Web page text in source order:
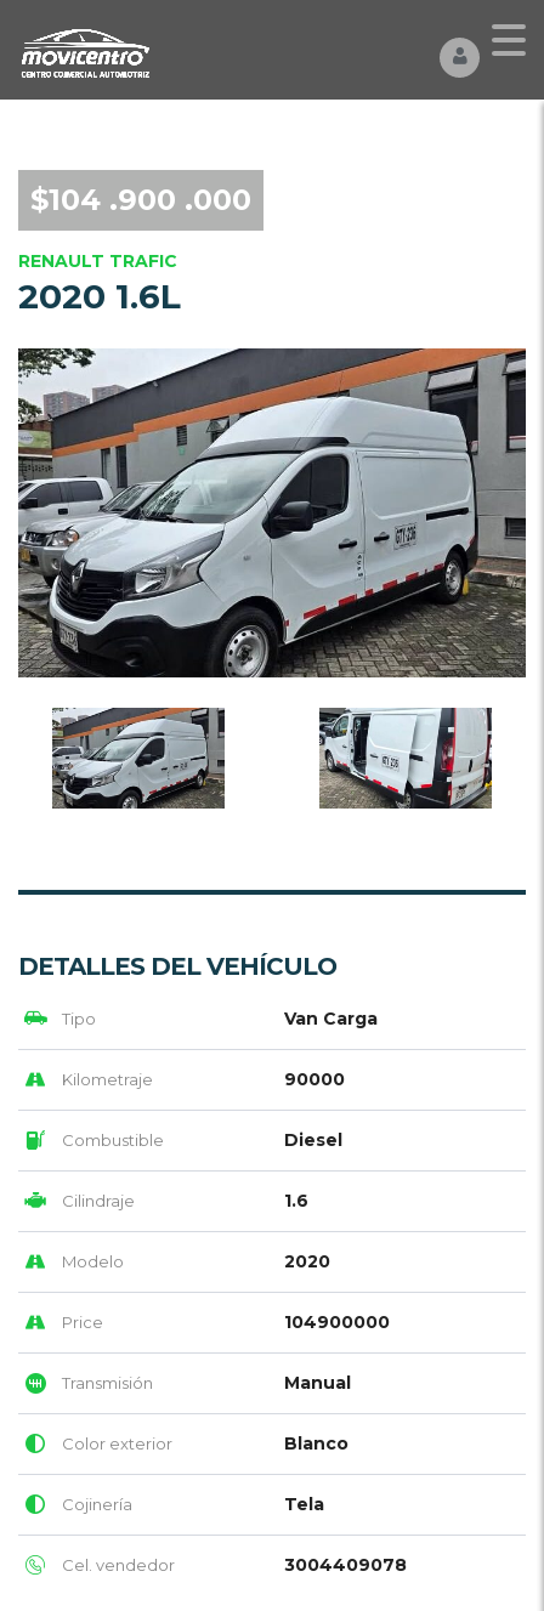
$104 .900 .000
RENAULT TRAFIC
2020 1.6L
DETALLES DEL VEHÍCULO
Tipo Van Carga
Kilometraje 90000
Combustible Diesel
Cilindraje 1.6
Modelo 2020
Price 104900000
Transmisión Manual
Color exterior Blanco
Cojinería Tela
Cel. vendedor 3004409078